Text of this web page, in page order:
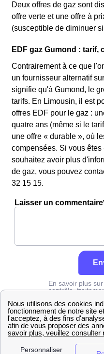
Deux offres de gaz sont
offre verte et une offre à
(susceptible de diminuer
EDF gaz Gumond : tarif,
Contrairement à ce que
un fournisseur alternatif
signifie qu'à Gumond, le
tarifs. En Limousin, il est
offres EDF pour le gaz :
quatre ans (même si le
une offre « durable », où
compensées. Si vous
souhaitez avoir plus
de gaz, vous pouvez
32 15 15.
Laisser un
En savoir plus
contrôle,
Engie Corrèze